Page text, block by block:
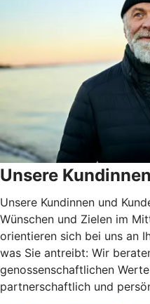
Unsere
Unsere Kundinnen und
Wünschen und Zielen im
orientieren sich bei uns an
was Sie antreibt: Wir
genossenschaftlichen
partnerschaftlich und